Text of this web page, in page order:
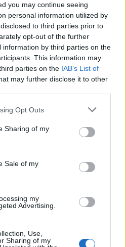
you may continue seeing
personal information utilized by
to third parties prior to
opt-out of the further
by third parties on the
This information may
parties on the IAB’s List of
may further disclose it to other
Opt Outs
Sharing of my
Sale of my
my
Advertising.
Use,
Sharing of my
z motywem panny -
z motywem pana -